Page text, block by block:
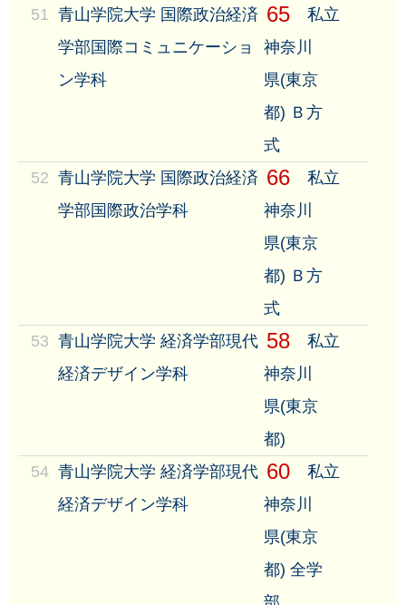
51
青山学院大学 国際政治経済
学部国際コミュニケーショ
ン学科
65
私立
神奈川
県(東京
都) Ｂ方
式
52 青山学院大学 国際政治経済
学部国際政治学科
66
私立
神奈川
県(東京
都) Ｂ方
式
53 青山学院大学 経済学部現代
経済デザイン学科
58
私立
神奈川
県(東京
都)
54 青山学院大学 経済学部現代
経済デザイン学科
60
私立
神奈川
県(東京
都) 全学